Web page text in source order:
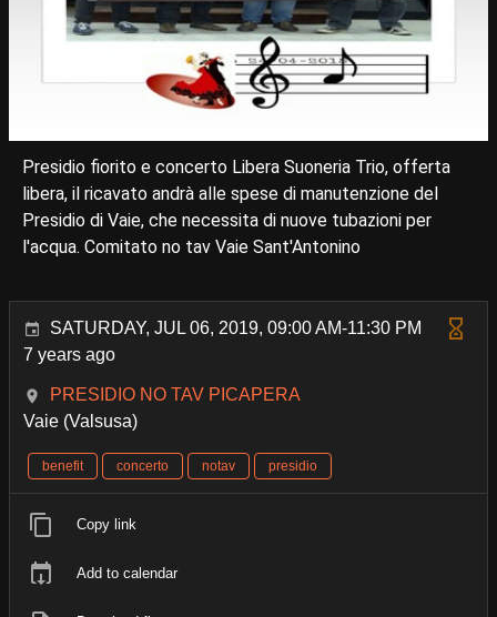
Presidio fiorito e concerto Libera Suoneria Trio, offerta
libera, il ricavato andrà alle spese di manutenzione del
Presidio di Vaie, che necessita di nuove tubazioni per
l'acqua. Comitato no tav Vaie Sant'Antonino
SATURDAY, JUL 06, 2019, 09:00 AM-11:30 PM
7 years ago
PRESIDIO NO TAV PICAPERA
Vaie (Valsusa)
benefit concerto notav presidio
Copy link
Add to calendar